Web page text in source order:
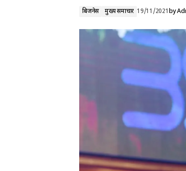
बिजनेस मुख्य समाचार 19/11/2021by